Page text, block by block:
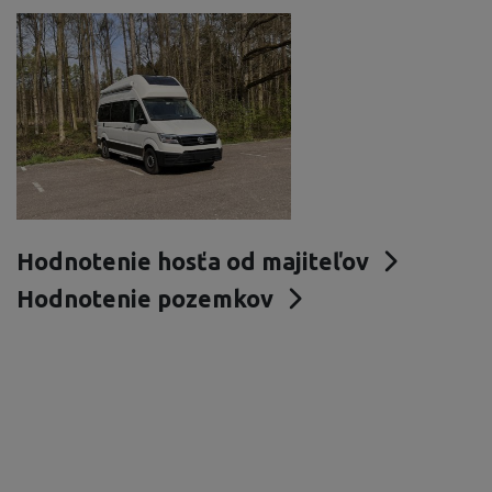
Hodnotenie hosťa od majiteľov
Hodnotenie pozemkov